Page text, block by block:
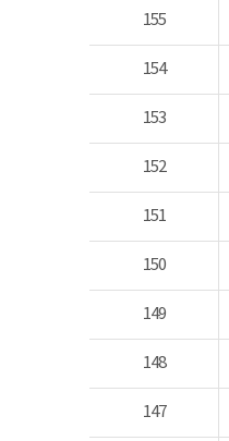
155
154
153
152
151
150
149
148
147